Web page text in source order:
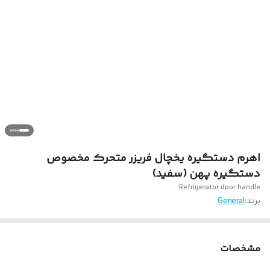
اهرم دستگیره یخچال فریزر متحرک مخصوص
دستگیره پهن (سفید)
Refrigerator door handle
برند:General
مشخصات